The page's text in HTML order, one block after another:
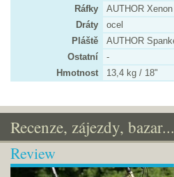
Ráfky
AUTHOR
Dráty
ocel
Pláště
AUTHOR
Ostatní
-
Hmotnost
13,4 kg / 18"
Recenze, zájezdy, bazar...
Review